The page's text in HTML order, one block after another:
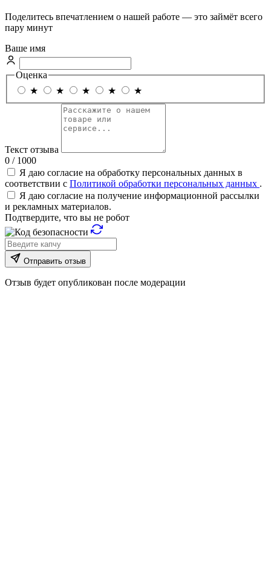
Поделитесь впечатлением о нашей работе — это займёт всего
пару минут
Ваше имя
Оценка
★
★ ★ ★ ★
Текст отзыва
0 / 1000
Я даю согласие на обработку персональных данных в
соответствии с Политикой обработки персональных данных .
Я даю согласие на получение информационной рассылки
и рекламных материалов.
Подтвердите, что вы не робот
Отправить отзыв
Отзыв будет опубликован после модерации